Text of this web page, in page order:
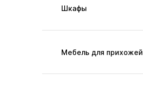
Шкафы
Мебель для прихожей